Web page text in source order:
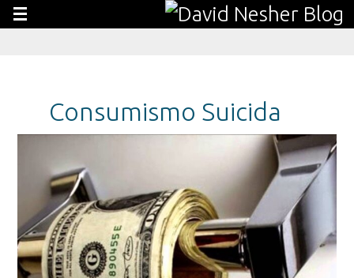
Consumismo Suicida